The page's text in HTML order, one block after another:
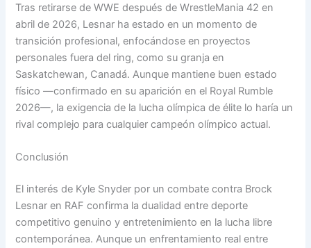
Tras retirarse de WWE después de WrestleMania 42 en
abril de 2026, Lesnar ha estado en un momento de
transición profesional, enfocándose en proyectos
personales fuera del ring, como su granja en
Saskatchewan, Canadá. Aunque mantiene buen estado
físico —confirmado en su aparición en el Royal Rumble
2026—, la exigencia de la lucha olímpica de élite lo haría un
rival complejo para cualquier campeón olímpico actual.
Conclusión
El interés de Kyle Snyder por un combate contra Brock
Lesnar en RAF confirma la dualidad entre deporte
competitivo genuino y entretenimiento en la lucha libre
contemporánea. Aunque un enfrentamiento real entre